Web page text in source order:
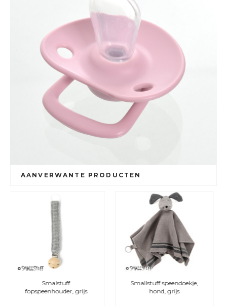
AANVERWANTE PRODUCTEN
Smallstuff speendoekje,
hond, grijs
Filibabba Moments
fopspeenkoord, Fall